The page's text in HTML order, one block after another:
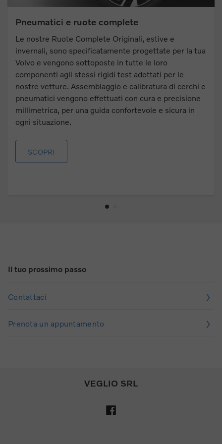
Pneumatici e ruote complete
Le nostre Ruote Complete Originali, estive e
invernali, sono specificatamente progettate per la tua
Volvo e vengono sottoposte in tutte le loro
componenti agli stessi rigidi test adottati per le
nostre vetture. Assemblaggio e calibratura di cerchi e
pneumatici vengono effettuati con cura e precisione
millimetrica, per una guida confortevole e sicura in
ogni situazione.
SCOPRI
Il tuo prossimo passo
Contattaci
Prenota un appuntamento
VEGLIO SRL